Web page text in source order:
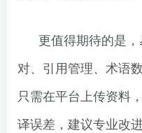
更值得期待的是
对、引用管理、术语
只需在平台上传资料
译误差，建议专业改